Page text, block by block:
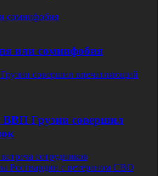
сомнифобия
или сомнифобия
совершил впечатляющий
ВВП Грузии совершил
сотрудников
Росгвардии с ветераном СВО